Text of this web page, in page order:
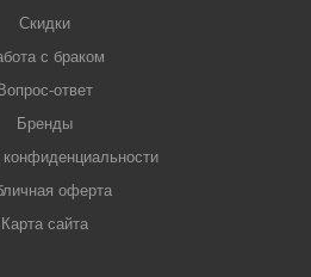
Скидки
с браком
Вопрос-ответ
Бренды
конфиденциальности
оферта
Карта сайта